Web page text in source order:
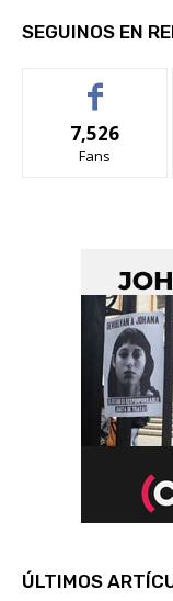
SEGUINOS EN
7,526
Fans
ÚLTIMOS